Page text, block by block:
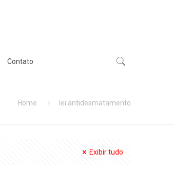
Contato
Home lei antidesmatamento
Exibir tudo